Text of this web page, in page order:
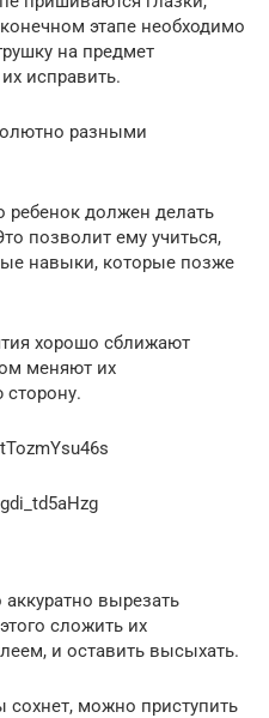
этапе необходимо
на предмет
исправить.
разными
ребенок должен делать
позволит ему учиться,
навыки, которые позже
хорошо сближают
меняют их
вырезать
сложить их
и оставить высыхать.
сохнет, можно приступить